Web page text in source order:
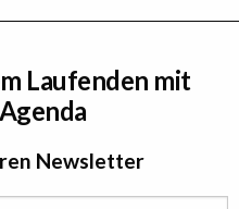
Laufenden mit
Newsletter